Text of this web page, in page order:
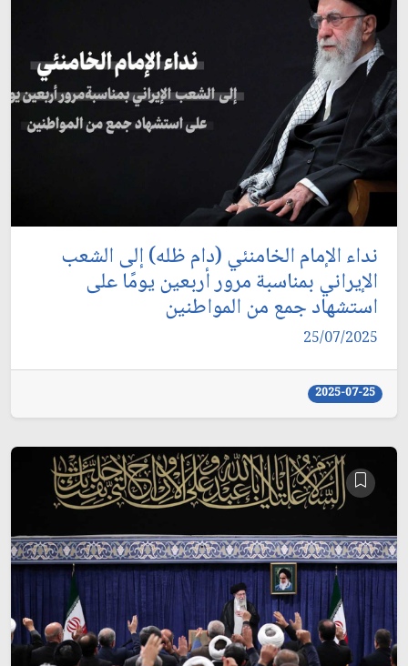
نداء الإمام الخامنئي (دام ظله) إلى الشعب
الإيراني بمناسبة مرور أربعين يومًا على
استشهاد جمع من المواطنين
25/07/2025
2025-07-25